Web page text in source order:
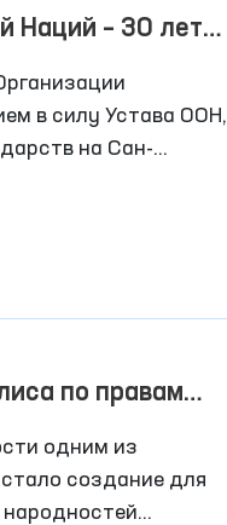
Наций – 30 лет
и
в силу Устава ООН,
на Сан-
все суверенные
по правам
дружеских
одним из
создание для